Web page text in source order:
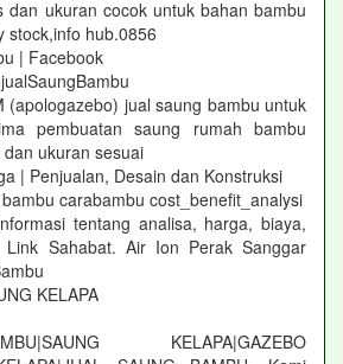
dan ukuran cocok untuk bahan bambu
stock,info hub.0856
| Facebook
(apologazebo) jual saung bambu untuk
pembuatan saung rumah bambu
ukuran sesuai
| Penjualan, Desain dan Konstruksi
carabambu cost_benefit_analysi
tentang analisa, harga, biaya,
Sahabat. Air Ion Perak Sanggar
KELAPA
KELAPA|GAZEBO